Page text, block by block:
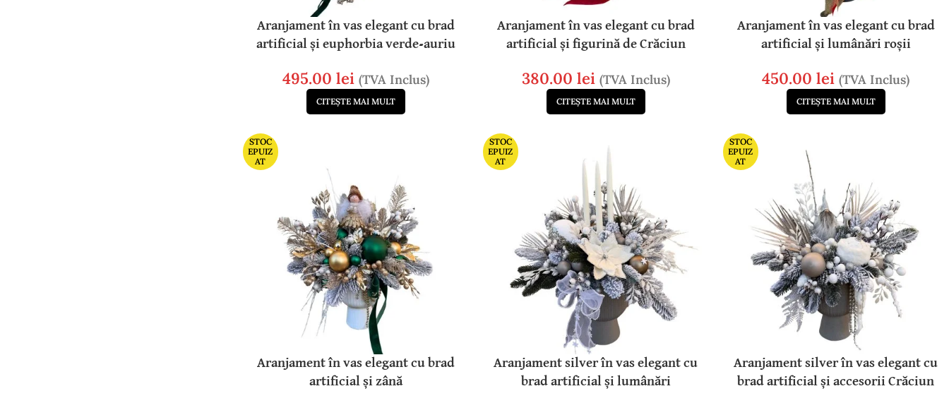
Aranjament în vas elegant cu brad
artificial și euphorbia verde-auriu
495.00 lei (TVA Inclus)
CITEȘTE MAI MULT
Aranjament în vas elegant cu brad
artificial și figurină de Crăciun
380.00 lei (TVA Inclus)
CITEȘTE MAI MULT
Aranjament în vas elegant cu brad
artificial și lumânări roșii
450.00lei (TVA Inclus)
CITEȘTE MAI MULT
STOC
EPUIZ
AT
Aranjament în vas elegant cu brad
artificial și zână
STOC
EPUIZ
AT
Aranjament silver în vas elegant cu
brad artificial și lumânări
STOC
EPUIZ
AT
Aranjament silver în vas elegant cu
brad artificial și accesorii Crăciun